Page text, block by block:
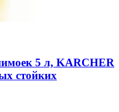
5 л, KARCHER
стойких